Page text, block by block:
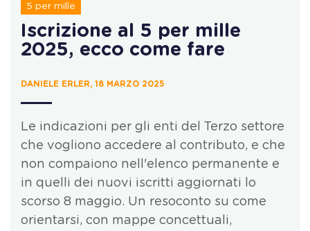
5 per mille
Iscrizione al 5 per mille
2025, ecco come fare
DANIELE ERLER, 18 MARZO 2025
Le indicazioni per gli enti del Terzo settore
che vogliono accedere al contributo, e che
non compaiono nell'elenco permanente e
in quelli dei nuovi iscritti aggiornati lo
scorso 8 maggio. Un resoconto su come
orientarsi, con mappe concettuali,